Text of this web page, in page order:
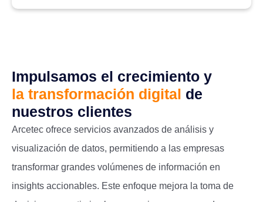
Impulsamos el crecimiento y
la transformación digital de
nuestros clientes
Arcetec ofrece servicios avanzados de análisis y
visualización de datos, permitiendo a las empresas
transformar grandes volúmenes de información en
insights accionables. Este enfoque mejora la toma de